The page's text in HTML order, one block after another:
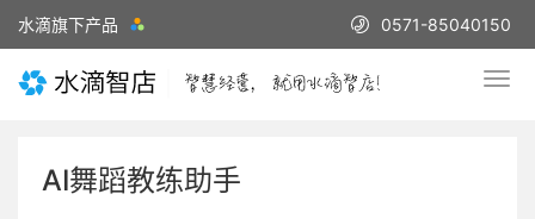
水滴旗下产品 0571-85040150
AI舞蹈教练助手